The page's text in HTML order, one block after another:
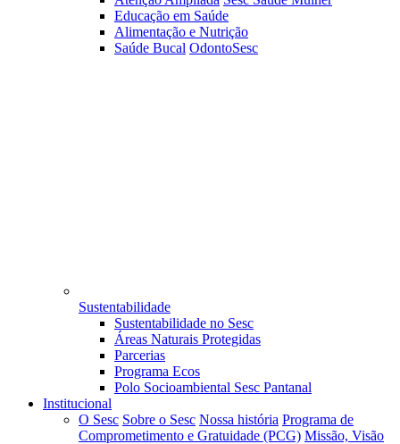
Educação em Saúde
Alimentação e Nutrição
Saúde Bucal OdontoSesc
Sustentabilidade
Sustentabilidade no Sesc
Áreas Naturais Protegidas
Parcerias
Programa Ecos
Polo Socioambiental Sesc Pantanal
Institucional
O Sesc Sobre o Sesc Nossa história Programa de
Comprometimento e Gratuidade (PCG) Missão, Visão